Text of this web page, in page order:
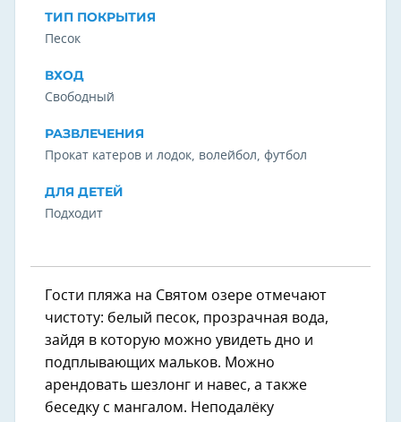
ТИП ПОКРЫТИЯ
Песок
ВХОД
Свободный
РАЗВЛЕЧЕНИЯ
Прокат катеров и лодок, волейбол, футбол
ДЛЯ ДЕТЕЙ
Подходит
Гости пляжа на Святом озере отмечают
чистоту: белый песок, прозрачная вода,
зайдя в которую можно увидеть дно и
подплывающих мальков. Можно
арендовать шезлонг и навес, а также
беседку с мангалом. Неподалёку